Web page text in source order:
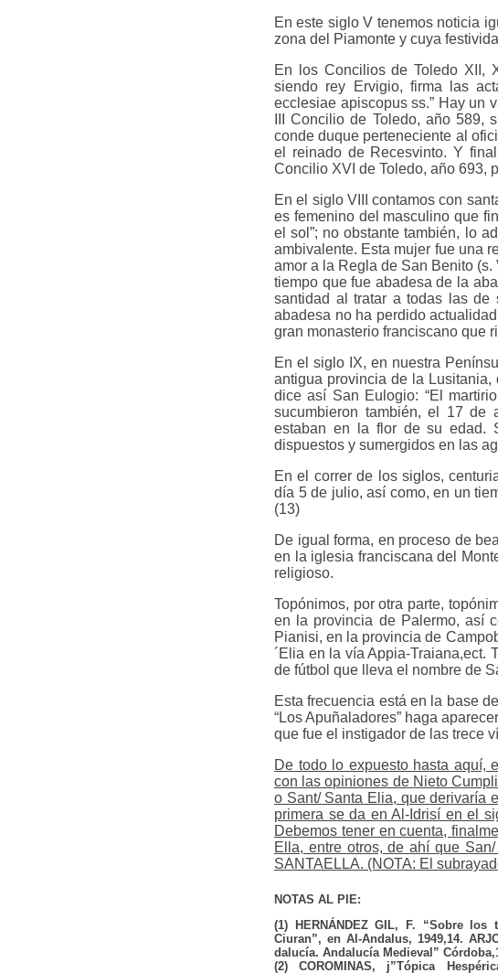
En este siglo V tenemos noticia
zona del Piamonte y cuya
En los Concilios de Toledo XII,
siendo rey Ervigio, firma las
ecclesiae apiscopus ss.” Hay un
III Concilio de Toledo, año 589,
conde duque perteneciente al
el reinado de Recesvinto. Y
Concilio XVI de Toledo, año 693,
En el siglo VIII contamos con
es femenino del masculino que
el sol”; no obstante también, lo
ambivalente. Esta mujer fue una
amor a la Regla de San Benito
tiempo que fue abadesa de la
santidad al tratar a todas las de
abadesa no ha perdido
gran monasterio franciscano que
En el siglo IX, en nuestra
antigua provincia de la
dice así San Eulogio: “El
sucumbieron también, el 17 de
estaban en la flor de su edad.
dispuestos y sumergidos en las
En el correr de los siglos,
día 5 de julio, así como, en un
(13)
De igual forma, en proceso de
en la iglesia franciscana del
religioso.
Topónimos, por otra parte,
en la provincia de Palermo, así
Pianisi, en la provincia de
´Elia en la vía Appia-Traiana,ect.
de fútbol que lleva el nombre de
Esta frecuencia está en la base
“Los Apuñaladores” haga
que fue el instigador de las trece
De todo lo expuesto hasta aquí,
con las opiniones de Nieto
o Sant/ Santa Elia, que derivaría
primera se da en Al-Idrisí en el
Debemos tener en cuenta,
Ella, entre otros, de ahí que
SANTAELLA. (NOTA: El
NOTAS AL PIE:
(1) HERNÁNDEZ GIL, F. “Sobre
Ciuran”, en Al-Andalus, 1949,14.
dalucía. Andalucía Medieval”
(2) COROMINAS, j”Tópica